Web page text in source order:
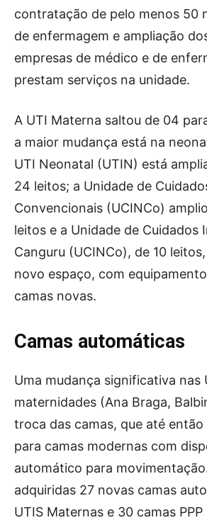
contratação de pelo menos 50
de enfermagem e ampliação
empresas de médico e de
prestam serviços na unidade.
A UTI Materna saltou de 04
a maior mudança está na
UTI Neonatal (UTIN) está
24 leitos; a Unidade de
Convencionais (UCINCo)
leitos e a Unidade de Cuidados
Canguru (UCINCo), de 10
novo espaço, com
camas novas.
Camas automáticas
Uma mudança significativa nas
maternidades (Ana Braga,
troca das camas, que até então
para camas modernas com
automático para
adquiridas 27 novas camas
UTIS Maternas e 30 camas